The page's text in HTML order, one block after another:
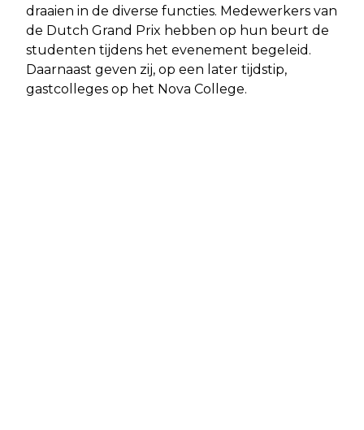
draaien in de diverse functies. Medewerkers van
de Dutch Grand Prix hebben op hun beurt de
studenten tijdens het evenement begeleid.
Daarnaast geven zij, op een later tijdstip,
gastcolleges op het Nova College.